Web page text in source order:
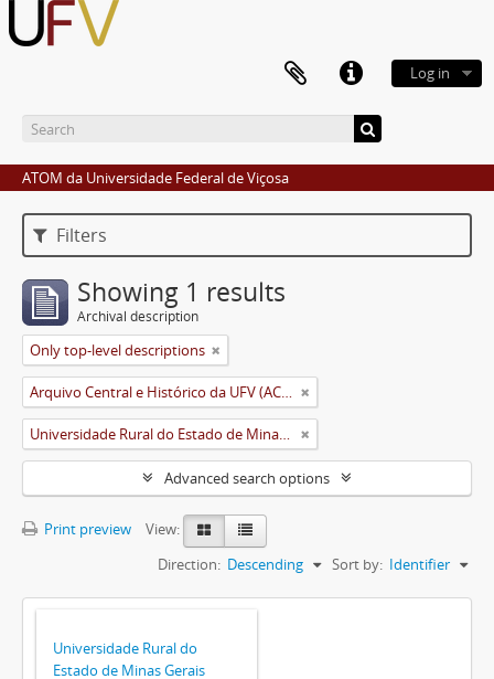
Log in
ATOM da Universidade Federal de Viçosa
Filters
Showing 1 results
Archival description
Only top-level descriptions
Arquivo Central e Histórico da UFV (ACH-UFV)
Universidade Rural do Estado de Minas Gerais (Uremg)
Advanced search options
Print preview
View:
Sort by: Identifier
Direction: Descending
Universidade Rural do
Estado de Minas Gerais